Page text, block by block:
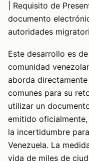
| Requisito de
documento
autoridades
Este desarrollo es
comunidad
aborda
comunes para su
utilizar un
emitido
la incertidumbre
Venezuela. La
vida de miles de